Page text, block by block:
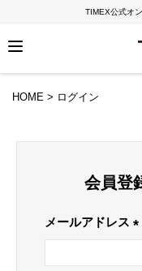
TIMEX公式オ
HOME ログイン
会員登
メールアドレス
(